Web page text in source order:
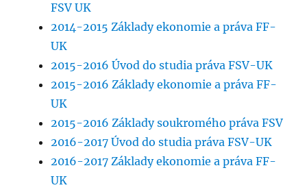
FSV UK
2014-2015 Základy ekonomie a práva FF-
UK
2015-2016 Úvod do studia práva FSV-UK
2015-2016 Základy ekonomie a práva FF-
UK
2015-2016 Základy soukromého práva FSV
2016-2017 Úvod do studia práva FSV-UK
2016-2017 Základy ekonomie a práva FF-
UK